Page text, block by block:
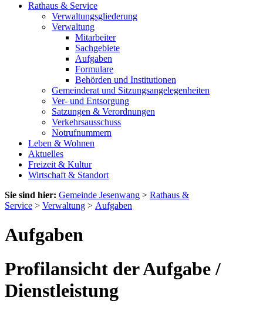
Rathaus & Service
Verwaltungsgliederung
Verwaltung
Mitarbeiter
Sachgebiete
Aufgaben
Formulare
Behörden und Institutionen
Gemeinderat und Sitzungsangelegenheiten
Ver- und Entsorgung
Satzungen & Verordnungen
Verkehrsausschuss
Notrufnummern
Leben & Wohnen
Aktuelles
Freizeit & Kultur
Wirtschaft & Standort
Sie sind hier: Gemeinde Jesenwang > Rathaus &
Service > Verwaltung > Aufgaben
Aufgaben
Profilansicht der Aufgabe /
Dienstleistung